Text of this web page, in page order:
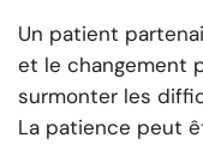
Un patient
et le changement
surmonter les
La patience peut